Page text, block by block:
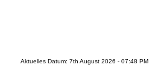
Aktuelles Datum: 7th August 2026 - 07:48 PM